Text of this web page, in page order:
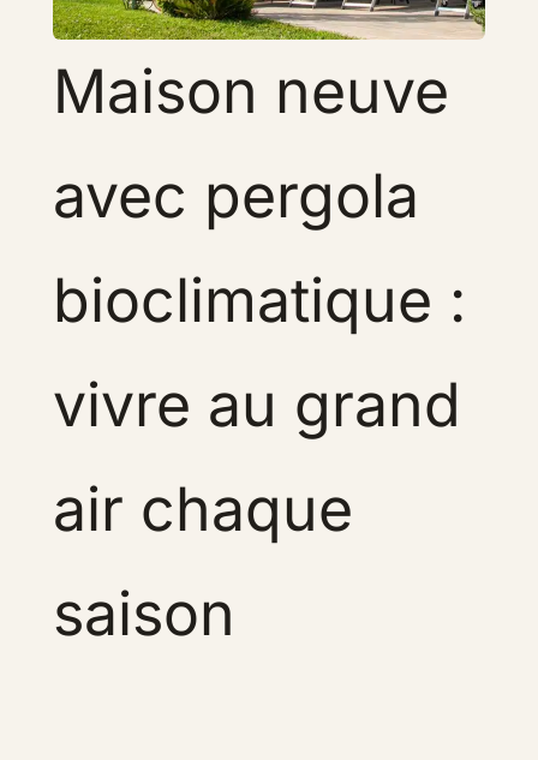
Maison neuve
avec pergola
bioclimatique :
vivre au grand
air chaque
saison